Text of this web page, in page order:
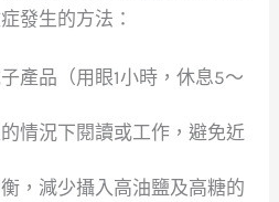
發生的方法：
產品（用眼1小時，休息5～
情況下閱讀或工作，避免近
，減少攝入高油鹽及高糖的